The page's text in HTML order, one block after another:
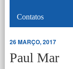
Contatos
26 MARÇO, 2017
Paul Mar